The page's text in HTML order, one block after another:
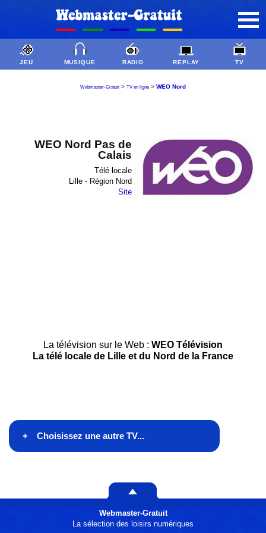
JEU MUSIQUE RADIO REPLAY TV
Webmaster-Gratuit > TV en ligne > WEO Nord
WEO Nord Pas de
Calais
Télé locale
Lille - Région Nord
Site
La télévision sur le Web : WEO Télévision
La télé locale de Lille et du Nord de la France
Choisissez une autre TV...
Ce soir à la télé
Généralistes
Webmaster-Gratuit
La sélection des loisirs numériques